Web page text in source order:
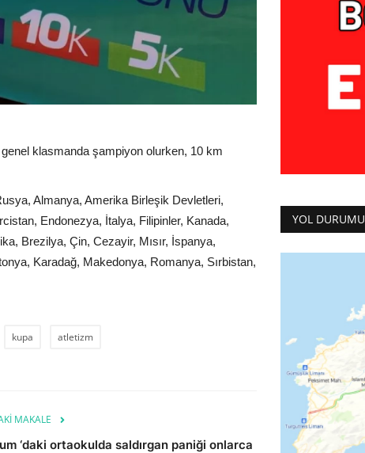
genel klasmanda şampiyon olurken, 10 km
Almanya, Amerika Birleşik Devletleri,
Endonezya, İtalya, Filipinler, Kanada,
Brezilya, Çin, Cezayir, Mısır, İspanya,
Karadağ, Makedonya, Romanya, Sırbistan,
kupa atletizm
MAKALE
‘daki ortaokulda saldırgan paniği onlarca
YOL DURUMU